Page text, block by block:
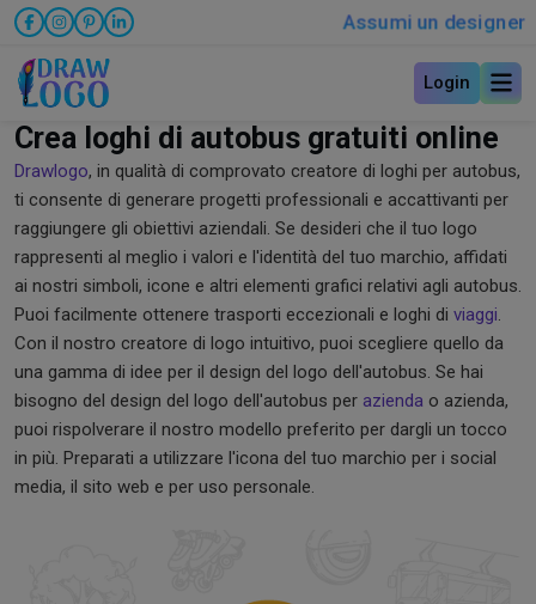
Assumi un designer
Login
Crea loghi di autobus gratuiti online
Drawlogo, in qualità di comprovato creatore di loghi per autobus,
ti consente di generare progetti professionali e accattivanti per
raggiungere gli obiettivi aziendali. Se desideri che il tuo logo
rappresenti al meglio i valori e l'identità del tuo marchio, affidati
ai nostri simboli, icone e altri elementi grafici relativi agli autobus.
Puoi facilmente ottenere trasporti eccezionali e loghi di viaggi.
Con il nostro creatore di logo intuitivo, puoi scegliere quello da
una gamma di idee per il design del logo dell'autobus. Se hai
bisogno del design del logo dell'autobus per azienda o azienda,
puoi rispolverare il nostro modello preferito per dargli un tocco
in più. Preparati a utilizzare l'icona del tuo marchio per i social
media, il sito web e per uso personale.